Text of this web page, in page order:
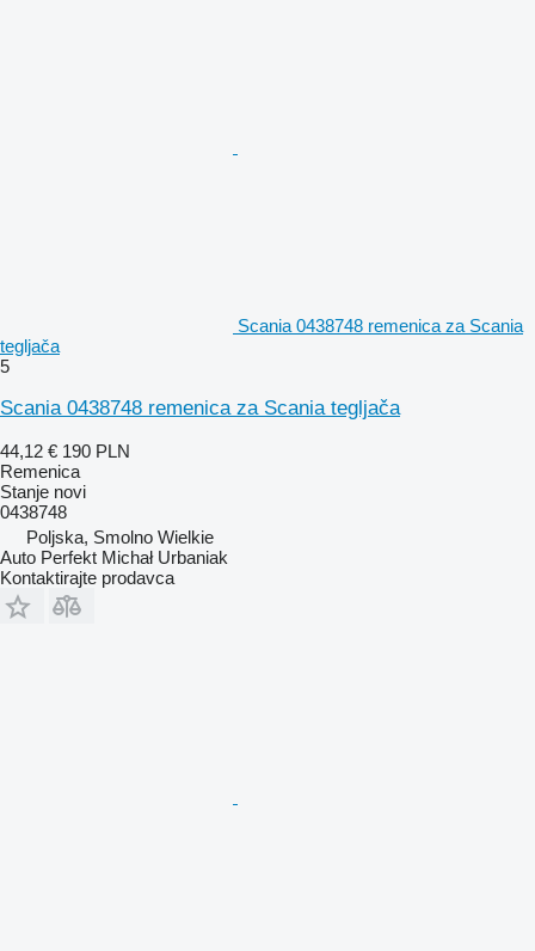
Scania 0438748 remenica za Scania
tegljača
5
Scania 0438748 remenica za Scania tegljača
44,12 € 190 PLN
Remenica
Stanje novi
0438748
Poljska, Smolno Wielkie
Auto Perfekt Michał Urbaniak
Kontaktirajte prodavca